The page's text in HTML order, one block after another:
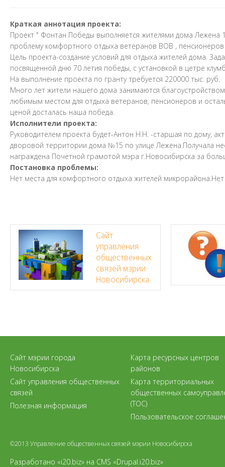
Краткая аннотация проекта:
Проект " Фонтан Победы выполняется жителями дома Лежена
проблему комфортного отдыха ветеранов ВОВ ,
Цель проекта-создание условий для отдыха жителей дома.
посвященной дню 70 летия победы, с установкой в цетре
На выполнение проекта по гранту требуется 220000 тыс. руб.
Много лет жители нашего дома занимаются
любимым местом для отдыха ветеранов, пенсионеров и
ценой досталась наша победа.
Исполнители проекта:
Руководителем проекта будет-Антон Н.Н. -старшая по дому,
дворовой территории дома №15 по улице Лежена.Получала
награждена Почетной грамотой мэра г.Новосибирска за
Постановка проблемы:
Нет места для комфортного отдыха жителей
Сайт
управления
общественных
связей мэрии
Новосибирска
Сайт мэрии города
Новосибирска
Сайт управления общественных
связей
Полезная информация
Карта ресурсных центров
районов
Карта территориальных
общественных
(ТОС)
Пользовательское
©2013 Управление общественных связей мэрии Новосибирска
Разработано «i20.biz» на CMS «Drupal.i20.biz»